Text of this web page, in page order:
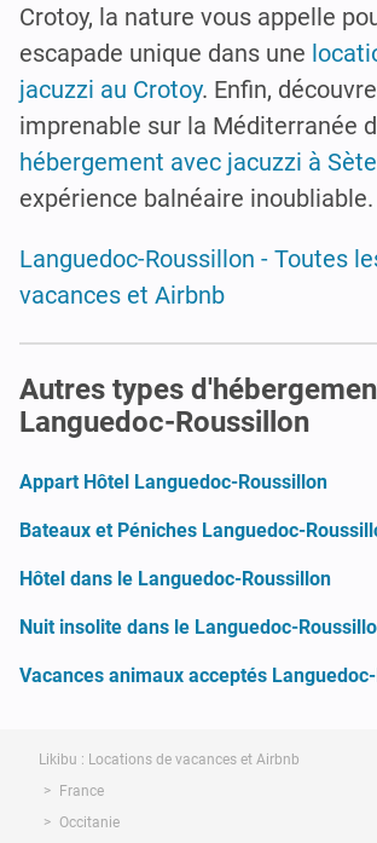
Crotoy, la nature vous appelle
escapade unique dans une
jacuzzi au Crotoy. Enfin,
imprenable sur la Méditerranée
hébergement avec jacuzzi à Sète
expérience balnéaire inoubliable.
Languedoc-Roussillon - Toutes
vacances et Airbnb
Autres types
Languedoc-Roussillon
Appart Hôtel Languedoc-Roussillon
Bateaux et Péniches Languedoc-
Hôtel dans le Languedoc-Roussillon
Nuit insolite dans le Languedoc-
Vacances animaux acceptés
Likibu : Locations de vacances et Airbnb
France
Occitanie